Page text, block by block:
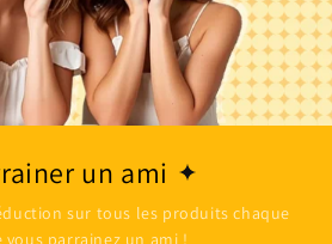
un ami
sur tous les produits chaque
vous parrainez un ami !